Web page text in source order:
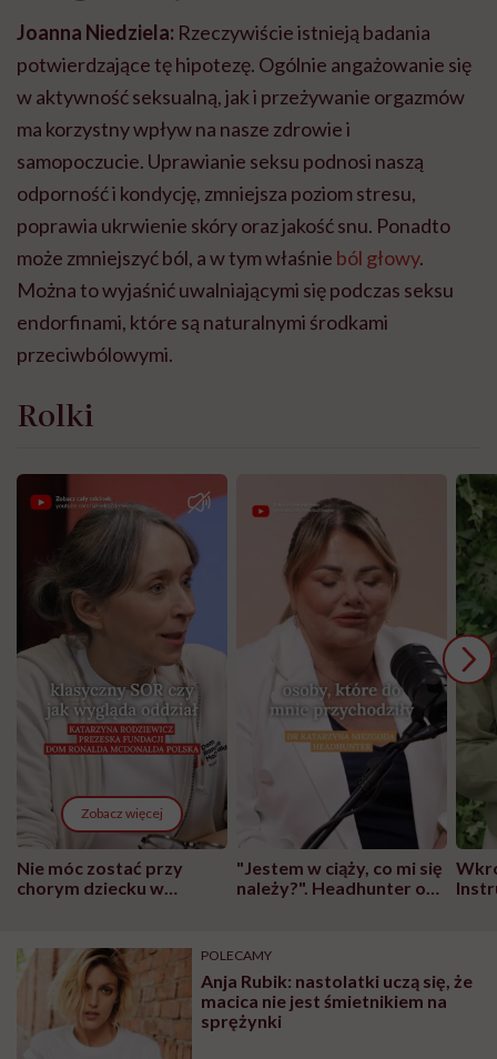
Joanna Niedziela: Rzeczywiście istnieją badania
potwierdzające tę hipotezę. Ogólnie angażowanie się
w aktywność seksualną, jak i przeżywanie orgazmów
ma korzystny wpływ na nasze zdrowie i
samopoczucie. Uprawianie seksu podnosi naszą
odporność i kondycję, zmniejsza poziom stresu,
poprawia ukrwienie skóry oraz jakość snu. Ponadto
może zmniejszyć ból, a w tym właśnie ból głowy.
Można to wyjaśnić uwalniającymi się podczas seksu
endorfinami, które są naturalnymi środkami
przeciwbólowymi.
Rolki
Zobacz więcej
Nie móc zostać przy
chorym dziecku w
może chyba tylko
głupota i brak
wyobraźni"
"Jestem w ciąży, co mi się
należy?". Headhunter o
pracy
POLECAMY
Anja Rubik: nastolatki uczą się, że
macica nie jest śmietnikiem na
sprężynki